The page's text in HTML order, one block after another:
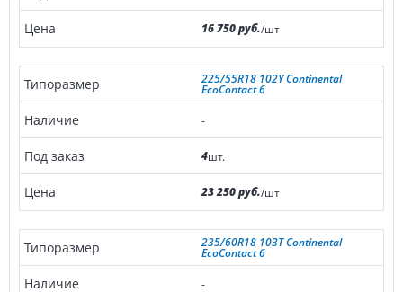
16 750 руб./шт
225/55R18 102Y Continental
EcoContact 6
-
4шт.
23 250 руб./шт
235/60R18 103T Continental
EcoContact 6
-